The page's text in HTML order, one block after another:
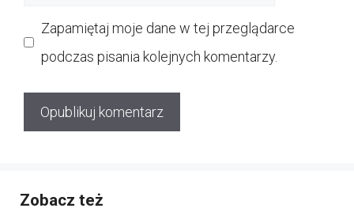
Zapamiętaj moje dane w tej przeglądarce
podczas pisania kolejnych komentarzy.
Zobacz też